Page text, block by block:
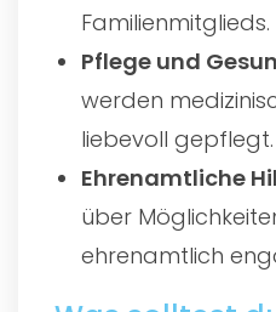
Familienmitglieds.
Pflege und
werden
liebevoll gepflegt.
Ehrenamtliche
über
ehrenamtlich